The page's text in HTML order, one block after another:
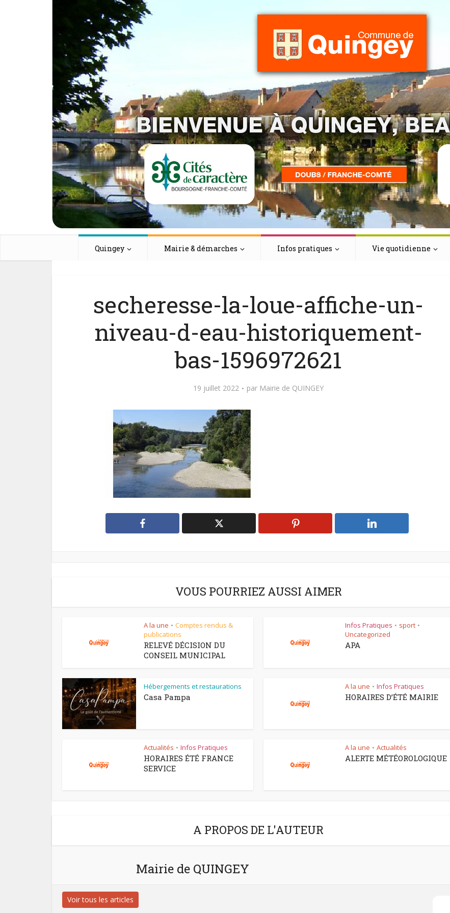
Quingey Mairie & démarches Infos pratiques Vie quotidienne
secheresse-la-loue-affiche-un-
niveau-d-eau-historiquement-
bas-1596972621
19 juillet 2022 par Mairie de QUINGEY
VOUS POURRIEZ AUSSI AIMER
A la une • Comptes rendus &
publications
RELEVÉ DÉCISION DU
CONSEIL MUNICIPAL
Infos Pratiques • sport •
Uncategorized
APA
Hébergements et restaurations
Casa Pampa
A la une • Infos Pratiques
HORAIRES D’ÉTÉ MAIRIE
Actualités • Infos Pratiques
HORAIRES ÉTÉ FRANCE
SERVICE
A la une • Actualités
ALERTE MÉTÉOROLOGIQUE
A PROPOS DE L'AUTEUR
Mairie de QUINGEY
Voir tous les articles